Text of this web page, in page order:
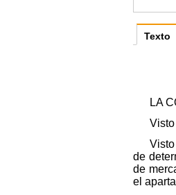
Texto
LA
de
de
el